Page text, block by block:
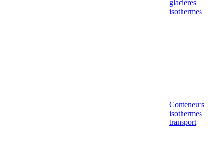
glacières
isothermes
Conteneurs
isothermes
transport